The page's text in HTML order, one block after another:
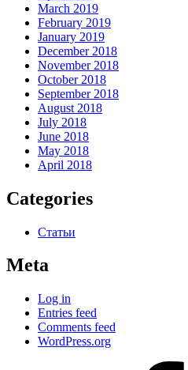
March 2019
February 2019
January 2019
December 2018
November 2018
October 2018
September 2018
August 2018
July 2018
June 2018
May 2018
April 2018
Categories
Статьи
Meta
Log in
Entries feed
Comments feed
WordPress.org